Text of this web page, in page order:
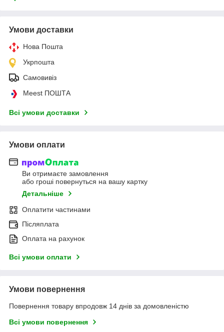
Умови доставки
Нова Пошта
Укрпошта
Самовивіз
Meest ПОШТА
Всі умови доставки
Умови оплати
Ви отримаєте замовлення
або гроші повернуться на вашу картку
Детальніше
Оплатити частинами
Післяплата
Оплата на рахунок
Всі умови оплати
Умови повернення
Повернення товару впродовж 14 днів за домовленістю
Всі умови повернення